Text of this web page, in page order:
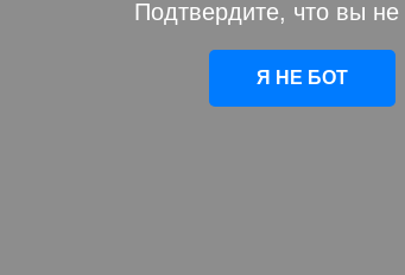
Подтвердите, что вы не
Я НЕ БОТ